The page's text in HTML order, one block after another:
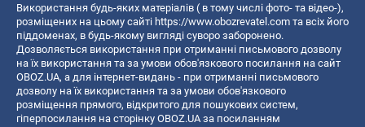
Використання будь-яких матеріалів ( в тому числі фото- та відео-),
розміщених на цьому сайті https://www.obozrevatel.com та всіх його
піддоменах, в будь-якому вигляді суворо заборонено.
Дозволяється використання при отриманні письмового дозволу
на їх використання та за умови обов'язкового посилання на сайт
OBOZ.UA, а для інтернет-видань - при отриманні письмового
дозволу на їх використання та за умови обов'язкового
розміщення прямого, відкритого для пошукових систем,
гіперпосилання на сторінку OBOZ.UA за посиланням